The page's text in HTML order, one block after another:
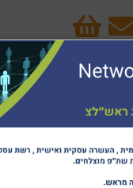
cart
כל מה